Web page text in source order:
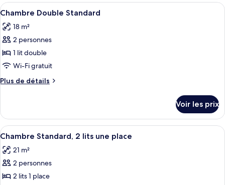
les
chambres
Afficher
toutes
les
photos
pour
ce
type
de
Chambre
Double
Standard
Une chambre d’hôtel avec un
1
Chambre Double Standard
18 m²
2 personnes
1 lit double
Wi-Fi gratuit
Plus de détails
Plus
le
type
de
Chambre
Double
Voir les prix
Afficher
toutes
les
photos
pour
Une chambre d’hôtel avec deux
1
Chambre Standard, 2 lits une place
21 m²
2 personnes
2 lits 1 place